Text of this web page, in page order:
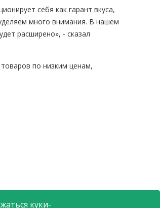
куки-
себя как гарант вкуса,
много внимания. В нашем
расширено», - сказал
по низким ценам,